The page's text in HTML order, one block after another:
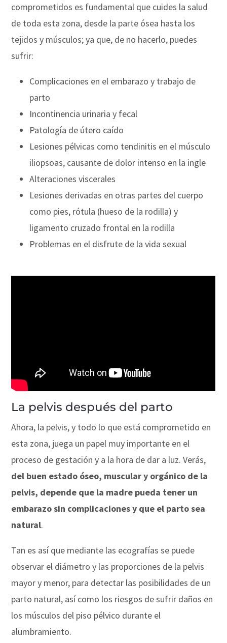
comprometidos es fundamental que cuides la salud
de toda esta zona, desde la parte ósea hasta los
tejidos y músculos; ya que, de no hacerlo, puedes
sufrir:
Complicaciones en el embarazo y trabajo de
parto
Incontinencia urinaria y fecal
Patología de útero caído
Lesiones pélvicas como tendinitis en el músculo
iliopsoas, causante de dolor intenso en la ingle
Alteraciones viscerales
Lesiones derivadas en otras partes del cuerpo
como pies, rótula (hueso de la rodilla) y
ligamento cruzado frontal en la rodilla
Problemas en el disfrute de la vida sexual
La pelvis después del parto
Ahora, la pelvis, y todo lo que está comprometido en
esta zona, juega un papel muy importante en el
proceso de gestación y a la hora de dar a luz. Verás,
del buen estado óseo, muscular y orgánico de la
pelvis, depende que la madre pueda tener un
embarazo sin complicaciones y que el parto sea
natural.
Tan es así que mediante las ecografías se puede
observar el diámetro y las proporciones de la pelvis
mayor y menor, para detectar las posibilidades de un
parto natural, así como los riesgos de sufrir daños en
los músculos del piso pélvico durante el
alumbramiento.